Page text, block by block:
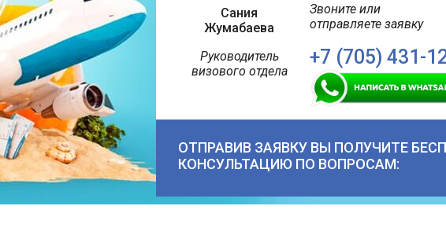
Сания
Жумабаева
Руководитель
визового отдела
Звоните или
отправляете заявку
+7 (705) 431-
ОТПРАВИВ ЗАЯВКУ ВЫ ПОЛУЧИТЕ
КОНСУЛЬТАЦИЮ ПО ВОПРОСАМ: